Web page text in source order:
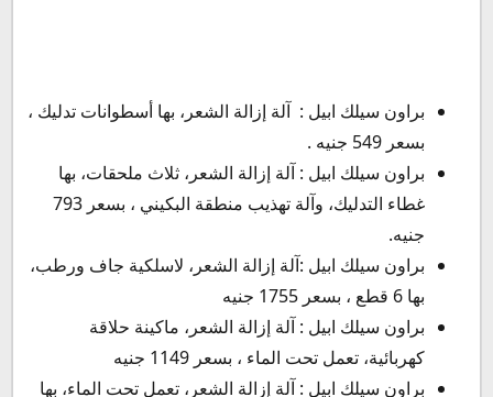
براون سيلك ابيل : آلة إزالة الشعر، بها أسطوانات تدليك ،
بسعر 549 جنيه .
براون سيلك ابيل : آلة إزالة الشعر، ثلاث ملحقات، بها
غطاء التدليك، وآلة تهذيب منطقة البكيني ، بسعر 793
جنيه.
براون سيلك ابيل :آلة إزالة الشعر، لاسلكية جاف ورطب،
بها 6 قطع ، بسعر 1755 جنيه
براون سيلك ابيل : آلة إزالة الشعر، ماكينة حلاقة
كهربائية، تعمل تحت الماء ، بسعر 1149 جنيه
براون سيلك ابيل : آلة إزالة الشعر، تعمل تحت الماء، بها